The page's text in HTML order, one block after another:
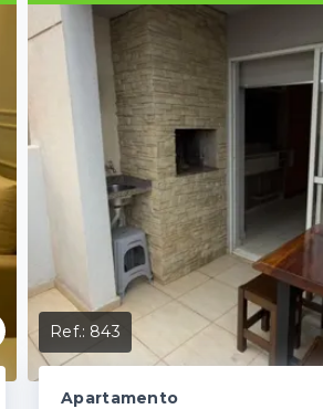
Ref.: 843
Apartamento